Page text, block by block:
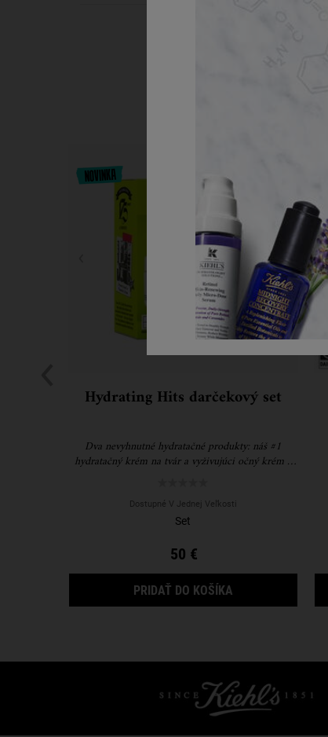
Hydrating Hits darčekový set
Dva nevyhnutné hydratačné produkty: náš #1
hydratačný krém na tvár a vyživujúci očný krém s
Dostupné V Jednej Veľkosti
Set
50 €
PRIDAŤ DO KOŠÍKA HYDRATING